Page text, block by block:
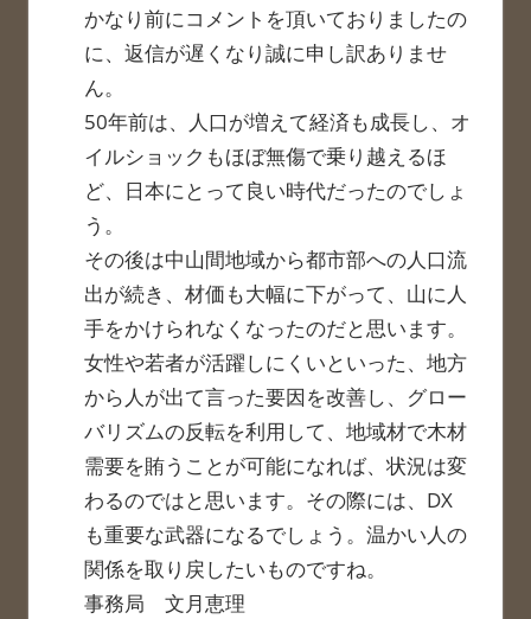
かなり前にコメントを頂いておりましたの
に、返信が遅くなり誠に申し訳ありませ
ん。
50年前は、人口が増えて経済も成長し、オ
イルショックもほぼ無傷で乗り越えるほ
ど、日本にとって良い時代だったのでしょ
う。
その後は中山間地域から都市部への人口流
出が続き、材価も大幅に下がって、山に人
手をかけられなくなったのだと思います。
女性や若者が活躍しにくいといった、地方
から人が出て言った要因を改善し、グロー
バリズムの反転を利用して、地域材で木材
需要を賄うことが可能になれば、状況は変
わるのではと思います。その際には、DX
も重要な武器になるでしょう。温かい人の
関係を取り戻したいものですね。
事務局 文月恵理